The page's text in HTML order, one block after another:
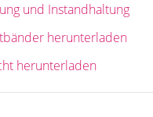
und Instandhaltung
herunterladen
herunterladen